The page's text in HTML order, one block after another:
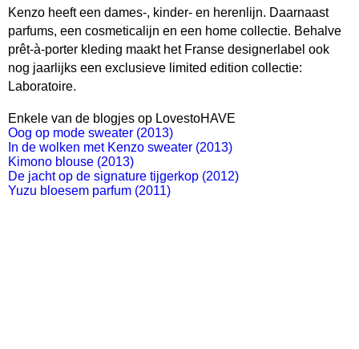
Kenzo heeft een dames-, kinder- en herenlijn. Daarnaast
parfums, een cosmeticalijn en een home collectie. Behalve
prêt-à-porter kleding maakt het Franse designerlabel ook
nog jaarlijks een exclusieve limited edition collectie:
Laboratoire.
Enkele van de blogjes op LovestoHAVE
Oog op mode sweater (2013)
In de wolken met Kenzo sweater (2013)
Kimono blouse (2013)
De jacht op de signature tijgerkop (2012)
Yuzu bloesem parfum (2011)